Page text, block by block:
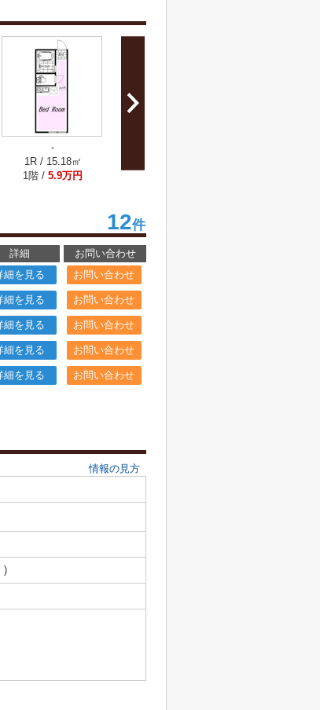
-
1R / 15.18㎡
1階 / 5.9万円
12件
詳細
お問い合わせ
細を見る お問い合わせ
細を見る お問い合わせ
細を見る お問い合わせ
細を見る お問い合わせ
細を見る お問い合わせ
情報の見方
)